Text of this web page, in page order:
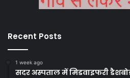
Recent Posts
1 week ago
सदर अस्पताल में मिडवाइफरी